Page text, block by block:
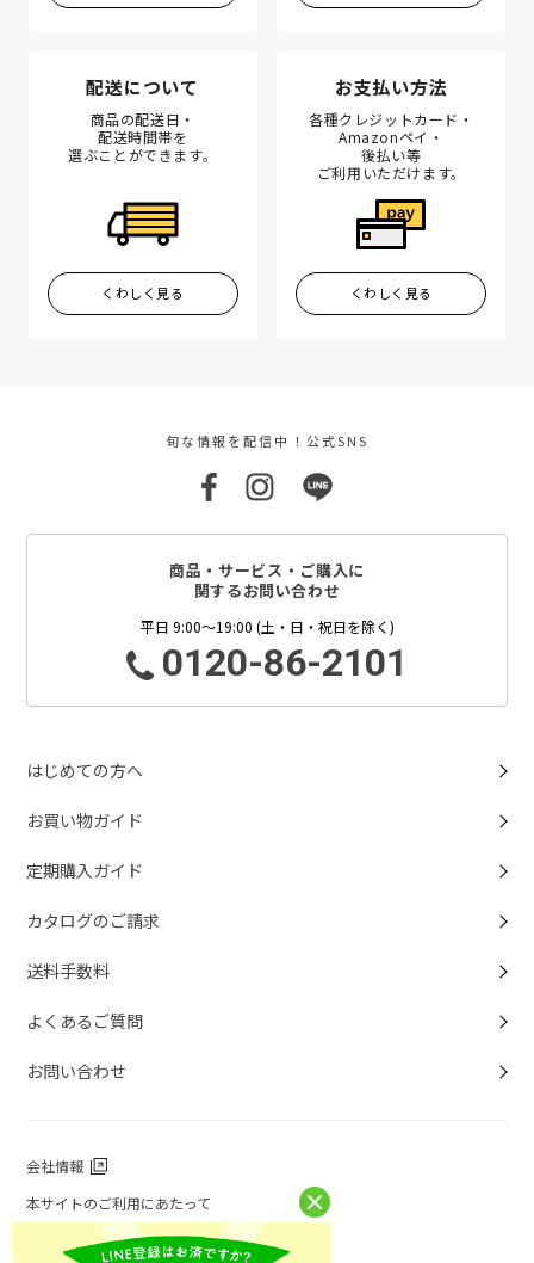
配送について
商品の配送日・
配送時間帯を
選ぶことができます。
くわしく見る
お支払い方法
各種クレジットカード・
Amazonペイ・
後払い等
ご利用いただけます。
くわしく見る
旬な情報を配信中！公式SNS
商品・サービス・ご購入に
関するお問い合わせ
平日 9:00～19:00 (土・日・祝日を除く)
0120-86-2101
はじめての方へ
お買い物ガイド
定期購入ガイド
カタログのご請求
送料手数料
よくあるご質問
お問い合わせ
会社情報
本サイトのご利用にあたって
個人情報保護方針